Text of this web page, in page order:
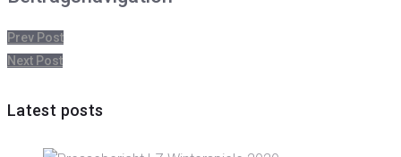
Prev Post
Next Post
Latest posts